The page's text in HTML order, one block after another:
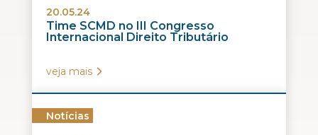
20.05.24
Time SCMD no III Congresso
Internacional Direito Tributário
veja mais
Notícias